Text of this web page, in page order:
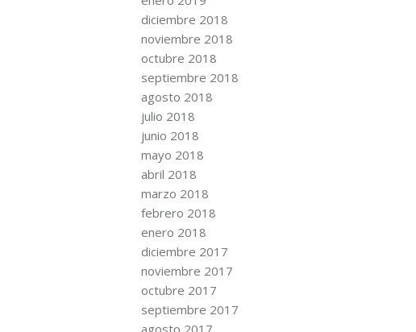
diciembre 2018
noviembre 2018
octubre 2018
septiembre 2018
agosto 2018
julio 2018
junio 2018
mayo 2018
abril 2018
marzo 2018
febrero 2018
enero 2018
diciembre 2017
noviembre 2017
octubre 2017
septiembre 2017
agosto 2017